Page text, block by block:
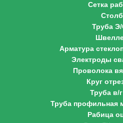
Сетка
Столб
Труба
Арматура
Электроды
Проволока
Круг
Труба в/
Труба профильная
Рабица